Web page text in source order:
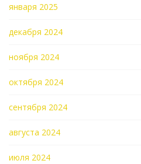
января 2025
декабря 2024
ноября 2024
октября 2024
сентября 2024
августа 2024
июля 2024